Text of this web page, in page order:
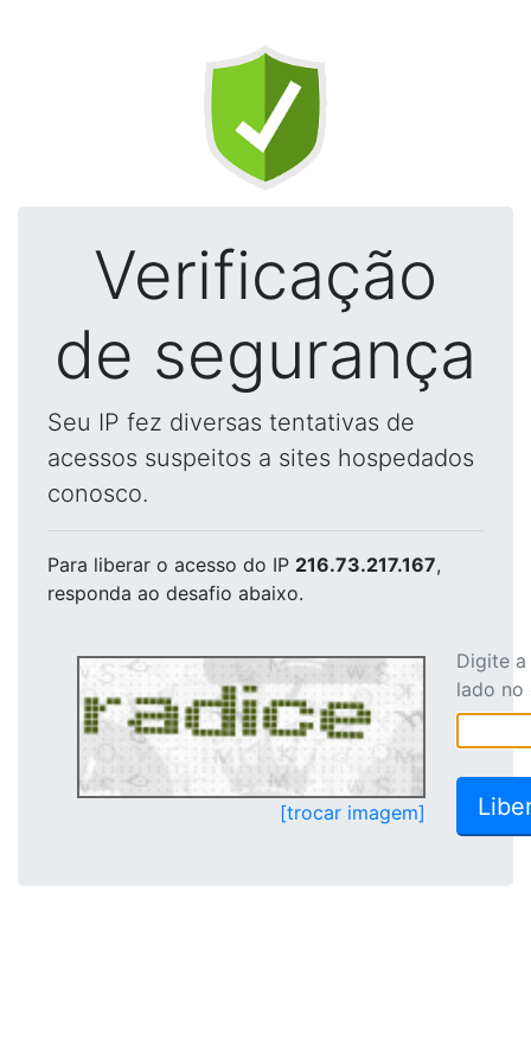
Verificação
de segurança
Seu IP fez diversas tentativas de
acessos suspeitos a sites hospedados
conosco.
Para liberar o acesso do IP 216.73.217.167,
responda ao desafio abaixo.
[trocar imagem]
Digite
lado no